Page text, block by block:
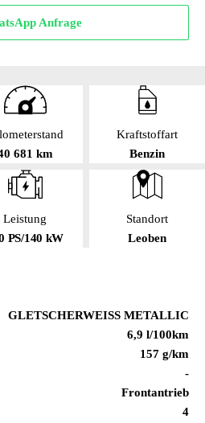
Anfrage
681 km
Kraftstoffart
Benzin
Leistung
PS/140 kW
Standort
Leoben
GLETSCHERWEISS METALLIC
6,9 l/100km
157 g/km
-
Frontantrieb
4